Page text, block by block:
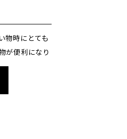
物時にとても
が便利になり